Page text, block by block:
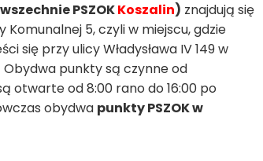
PSZOKKoszalin) znajdują się
5, czyli w miejscu, gdzie
się przy ulicy Władysława IV 149 w
Obydwa punkty są czynne od
otwarte od 8:00 rano do 16:00 po
obydwa punkty PSZOK w